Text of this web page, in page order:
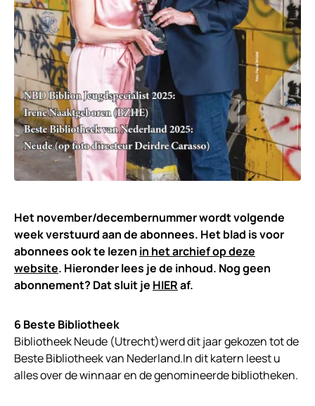
Het november/decembernummer wordt volgende
week verstuurd aan de abonnees. Het blad is voor
abonnees ook te lezen in het archief op deze
website. Hieronder lees je de inhoud. Nog geen
abonnement? Dat sluit je HIERaf.
6 Beste Bibliotheek
Bibliotheek Neude (Utrecht)werd dit jaar gekozen tot de
Beste Bibliotheek van Nederland.In dit katern leest u
alles over de winnaar en de genomineerde bibliotheken.